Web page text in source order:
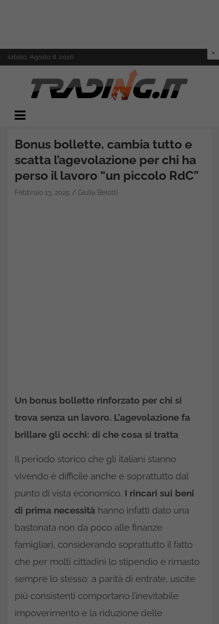
to
sabato, Agosto 8, 2026
Trading.it
Bonus bollette, cambia tutto e
scatta l’agevolazione per chi ha
perso il lavoro “un piccolo RdC”
Febbraio 13, 2025 Giulia Belotti
Un bonus bollette rinforzato per chi si
trova senza un lavoro. L’agevolazione fa
brillare gli occhi: di che cosa si tratta
Il periodo storico che gli italiani stanno
vivendo è difficile anche e soprattutto dal
punto di vista economico. I rincari sui beni
di prima necessità hanno infatti dato una
bastonata non da poco alle finanze
famigliari, considerando soprattutto il fatto
che per molti cittadini lo stipendio è rimasto
sempre lo stesso: a parità di entrate, uscite
più consistenti comportano l’inevitabile
impoverimento e la riduzione delle